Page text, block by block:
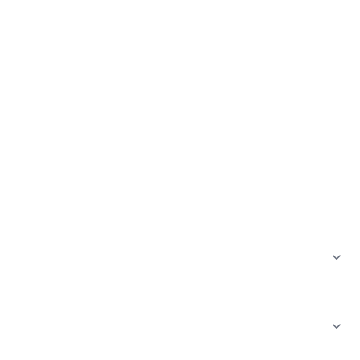
die Sie ihnen bereitgestellt
Beispiel das Bereitstellen
Daten.